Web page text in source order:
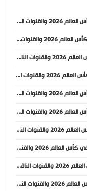
موعد مباراة إنجلترا وكرواتيا في كأس العالم 2026 والقنوات الناقلة
موعد مباراة البرتغال والكونغو في كأس العالم 2026 والقنوات الناقلة
موعد مباراة النمسا والأردن في كأس العالم 2026 والقنوات الناقلة
موعد مباراة الأرجنتين والجزائر في كأس العالم 2026 والقنوات الناقلة
موعد مباراة العراق والنرويج في كأس العالم 2026 والقنوات الناقلة
موعد مباراة فرنسا والسنغال في كأس العالم 2026 والقنوات الناقلة
موعد مباراة إيران ونيوزيلندا في كأس العالم 2026 والقنوات الناقلة
موعد مباراة السعودية وأوروغواي في كأس العالم 2026 والقنوات الناقلة
موعد مباراة بلجيكا ومصر في كأس العالم 2026 والقنوات الناقلة
موعد مباراة السويد وتونس في كأس العالم 2026 والقنوات الناقلة